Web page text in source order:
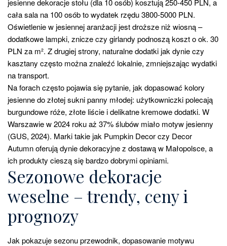
jesienne dekoracje stołu (dla 10 osób) kosztują 250-450 PLN, a
cała sala na 100 osób to wydatek rzędu 3800-5000 PLN.
Oświetlenie w jesiennej aranżacji jest droższe niż wiosną –
dodatkowe lampki, znicze czy girlandy podnoszą koszt o ok. 30
PLN za m². Z drugiej strony, naturalne dodatki jak dynie czy
kasztany często można znaleźć lokalnie, zmniejszając wydatki
na transport.
Na forach często pojawia się pytanie, jak dopasować kolory
jesienne do złotej sukni panny młodej: użytkowniczki polecają
burgundowe róże, złote liście i delikatne kremowe dodatki. W
Warszawie w 2024 roku aż 37% ślubów miało motyw jesienny
(GUS, 2024). Marki takie jak Pumpkin Decor czy Decor
Autumn oferują dynie dekoracyjne z dostawą w Małopolsce, a
ich produkty cieszą się bardzo dobrymi opiniami.
Sezonowe dekoracje
weselne – trendy, ceny i
prognozy
Jak pokazuje sezonu przewodnik, dopasowanie motywu